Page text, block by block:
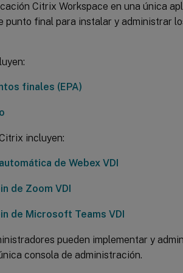
Citrix Workspace en una única
punto final para instalar y administrar
finales (EPA)
incluyen:
de Webex VDI
de Zoom VDI
de Microsoft Teams VDI
pueden implementar y
consola de administración.